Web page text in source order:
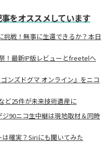
をオススメしています
挑戦！無事に生還できるか？本日
！最新IP版レビューとfreetelへ
ンズドグマ オンライン』をニコ
ど25件が未来技術遺産に
90ニコ生中継は現地取材＆同時
確実？Siriにも聞いてみた